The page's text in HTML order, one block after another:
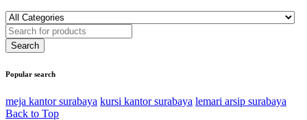
Popular search
meja kantor surabaya kursi kantor surabaya lemari arsip surabaya
Back to Top